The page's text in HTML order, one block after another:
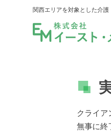
関西エリアを対象とした介
クライア
無事に終